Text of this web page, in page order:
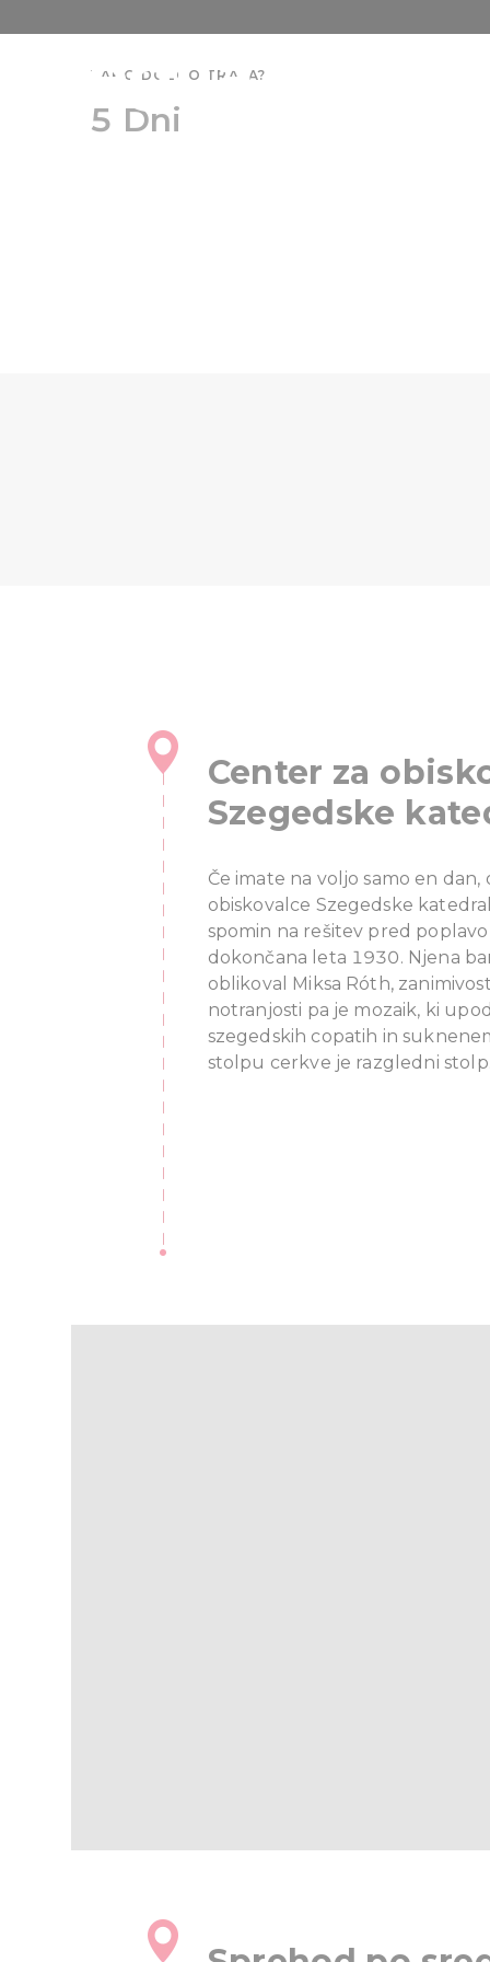
Regija
KAKO DOLGO TRAJA?
5 Dni
Center za
Szegedske
Če imate na voljo samo en
obiskovalce Szegedske
spomin na rešitev pred
dokončana leta 1930. Njena
oblikoval Miksa Róth,
notranjosti pa je mozaik, ki
szegedskih copatih in
stolpu cerkve je razgledni